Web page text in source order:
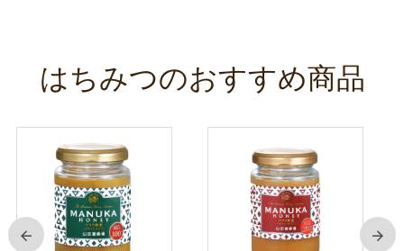
はちみつのおすすめ商品
前 次